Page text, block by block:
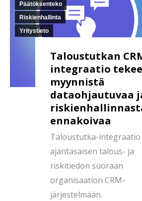
Päätöksenteko
Riskienhallinta
Yritystieto
Taloustutkan
integraatio tekee
myynnistä
dataohjautuvaa
ennakoivaa
Taloustutka-
ajantasaisen talous- ja
riskitiedon suoraan
organisaation CRM-
järjestelmään.